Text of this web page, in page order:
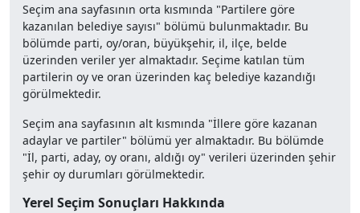
Seçim ana sayfasının orta kısmında "Partilere göre
kazanılan belediye sayısı" bölümü bulunmaktadır. Bu
bölümde parti, oy/oran, büyükşehir, il, ilçe, belde
üzerinden veriler yer almaktadır. Seçime katılan tüm
partilerin oy ve oran üzerinden kaç belediye kazandığı
görülmektedir.
Seçim ana sayfasının alt kısmında "İllere göre kazanan
adaylar ve partiler" bölümü yer almaktadır. Bu bölümde
"İl, parti, aday, oy oranı, aldığı oy" verileri üzerinden şehir
şehir oy durumları görülmektedir.
Yerel Seçim Sonuçları Hakkında